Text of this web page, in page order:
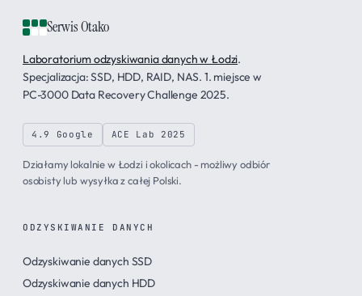
Serwis Otako
Laboratorium odzyskiwania danych w Łodzi.
Specjalizacja: SSD, HDD, RAID, NAS. 1. miejsce w
PC-3000 Data Recovery Challenge 2025.
4.9 Google ACE Lab 2025
Działamy lokalnie w Łodzi i okolicach - możliwy odbiór
osobisty lub wysyłka z całej Polski.
ODZYSKIWANIE DANYCH
Odzyskiwanie danych SSD
Odzyskiwanie danych HDD